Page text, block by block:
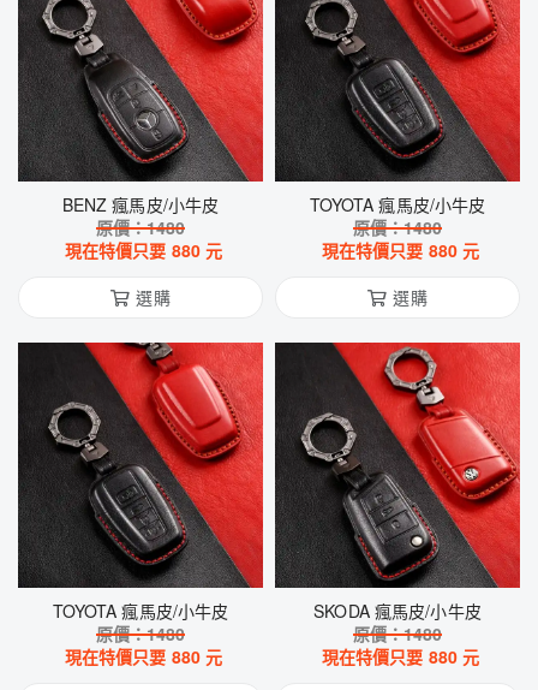
BENZ 瘋馬皮/小牛皮
原價：1480
現在特價只要 880 元
選購
TOYOTA 瘋馬皮/小牛皮
原價：1480
現在特價只要 880 元
選購
TOYOTA 瘋馬皮/小牛皮
原價：1480
現在特價只要 880 元
SKODA 瘋馬皮/小牛皮
原價：1480
現在特價只要 880 元